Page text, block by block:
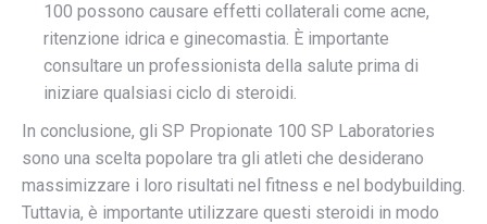
100 possono causare effetti collaterali come acne,
ritenzione idrica e ginecomastia. È importante
consultare un professionista della salute prima di
iniziare qualsiasi ciclo di steroidi.
In conclusione, gli SP Propionate 100 SP Laboratories
sono una scelta popolare tra gli atleti che desiderano
massimizzare i loro risultati nel fitness e nel bodybuilding.
Tuttavia, è importante utilizzare questi steroidi in modo